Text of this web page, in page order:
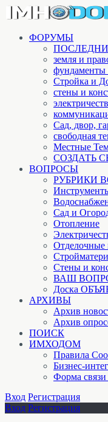
ФОРУМЫ
земля и
фундаменты
Стройка и
стены и
Cад, двор,
свободная
Местные
СОЗДАТЬ
ВОПРОСЫ
РУБРИКИ
Сад и
Отопление
Отделочные
Стены и
ВАШ
Доска
АРХИВЫ
Архив
Архив
ПОИСК
ИМХОДОМ
Правила
Бизнес-
Форма
Вход Регистрация
Вход Регистрация